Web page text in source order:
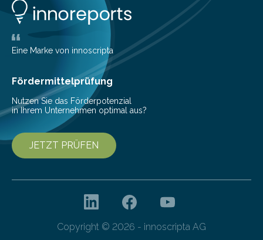
ausgeschickt. Theoretische Astrophysiker der Goethe-
Universität haben jetzt einen numerischen Code
entwickelt, mit dem sie mathematisch hoch präzise
beschreiben…
Eine Marke von innoscripta
Fördermittelprüfung
Nutzen Sie das Förderpotenzial
in Ihrem Unternehmen optimal aus?
JETZT PRÜFEN
Copyright © 2026 - innoscripta AG